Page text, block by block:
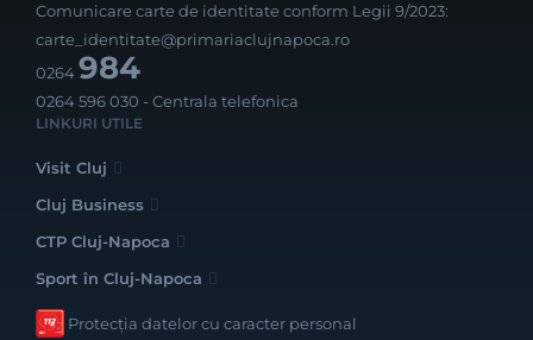
Comunicare carte de identitate conform Legii 9/2023:
carte_identitate@primariaclujnapoca.ro
0264984
0264 596 030 - Centrala telefonica
LINKURI UTILE
Visit Cluj
Cluj Business
CTP Cluj-Napoca
Sport în Cluj-Napoca
Protecția datelor cu caracter personal